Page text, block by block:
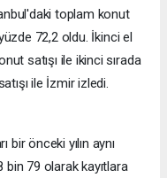
toplam konut
72,2 oldu. İkinci el
satışı ile ikinci sırada
ile İzmir izledi.
önceki yılın aynı
79 olarak kayıtlara